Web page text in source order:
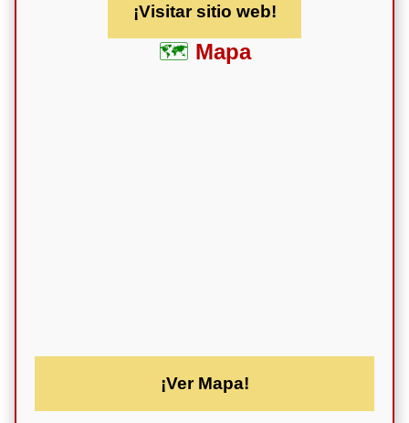
¡Visitar sitio web!
Mapa
¡Ver Mapa!